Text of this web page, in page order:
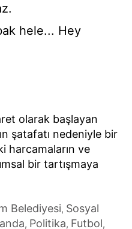
hele... Hey
olarak başlayan
şatafatı nedeniyle bir
harcamaların ve
bir tartışmaya
Belediyesi, Sosyal
, Politika, Futbol,